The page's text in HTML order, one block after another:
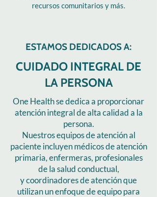
recursos comunitarios y más.
ESTAMOS DEDICADOS A:
CUIDADO INTEGRAL DE
LA PERSONA
One Health se dedica a proporcionar
atención integral de alta calidad a la
persona.
Nuestros equipos de atención al
paciente incluyen médicos de atención
primaria, enfermeras, profesionales
de la salud conductual,
y coordinadores de atención que
utilizan un enfoque de equipo para